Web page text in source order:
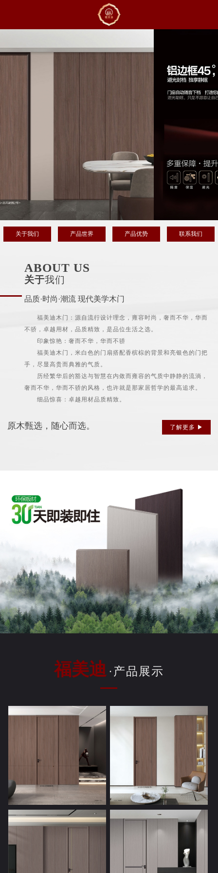
关于我们 产品世界 产品优势 联系我们
ABOUT US
关于我们
品质·时尚·潮流 现代美学木门
福美迪木门：源自流行设计理念，雍容时尚，奢而不华，华而
不骄，卓越用材，品质精致，是品位生活之选。
印象惊艳：奢而不华，华而不骄
福美迪木门，米白色的门扇搭配香槟棕的背景和亮银色的门把
手，尽显高贵而典雅的气质。
历经繁华后的豁达与智慧在内敛而雍容的气质中静静的流淌，
奢而不华，华而不骄的风格，也许就是那家居哲学的最高追求。
细品惊喜：卓越用材品质精致。
了解更多 ▶
原木甄选，随心而选。
福美迪 ·产品展示